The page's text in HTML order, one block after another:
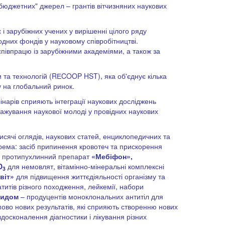
джерел – грантів вітчизняних наукових
зарубіжних учених у вирішенні цілого ряду
фондів у науковому співробітництві.
із зарубіжними академіями, а також за
та технологій (RЕCOOP HST), яка об'єднує кілька
на глобальний ринок.
сприяють інтеграції наукових досліджень
наукової молоді у провідних наукових
оглядів, наукових статей, енциклопедичних та
засіб припинення кровотеч та прискорення
протипухлинний препарат «Мебіфон»,
3 для немовлят, вітамінно-мінеральні комплексні
для підвищення життєдіяльності організму та
різного походження, лейкемії, набори
– продуцентів моноклональних антитіл для
нових результатів, які сприяють створенню нових
діагностики і лікування різних